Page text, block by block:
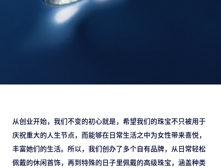
从创业开始，我们不变的初⼼就是，希望我们的珠宝不只被⽤于
庆祝重⼤的⼈⽣节点，⽽能够在⽇常⽣活之中为⼥性带来喜悦，
丰富她们的⽣活。所以，我们创办了多个⾃有品牌，从⽇常轻松
佩戴的休闲⾸饰，再到特殊的⽇⼦⾥佩戴的⾼级珠宝，涵盖种类